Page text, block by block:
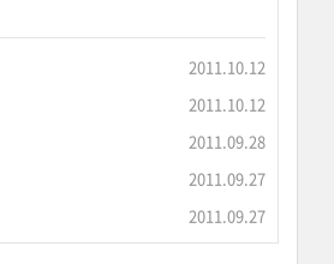
2011.10.12
2011.10.12
2011.09.28
2011.09.27
2011.09.27